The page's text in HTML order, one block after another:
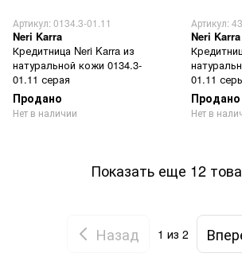
Артикул: 0134.3-01.11
Neri Karra
Кредитница Neri Karra из
натуральной кожи 0134.3-
01.11 серая
Продано
Нет в наличии
Артикул:
Neri Karra
01.11
Продано
Нет в
Показать еще 12
Назад 1 из 2